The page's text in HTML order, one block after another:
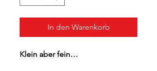
In den Warenkorb
Klein aber fein…